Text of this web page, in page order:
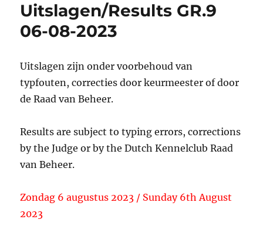
Uitslagen/Results GR.9
06-08-2023
Uitslagen zijn onder voorbehoud van
typfouten, correcties door keurmeester of door
de Raad van Beheer.
Results are subject to typing errors, corrections
by the Judge or by the Dutch Kennelclub Raad
van Beheer.
Zondag 6 augustus 2023 / Sunday 6th August
2023